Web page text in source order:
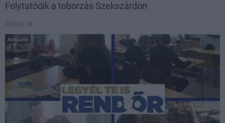
Folytatódik a toborzás Szekszárdon
2020.02.18
Aktuális